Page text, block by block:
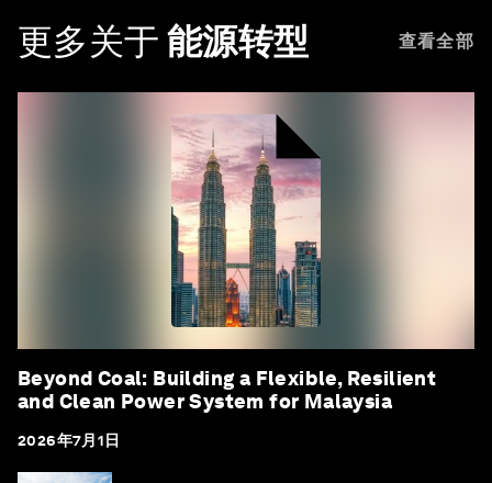
更多关于 能源转型 查看全部
Beyond Coal: Building a Flexible, Resilient
and Clean Power System for Malaysia
2026年7月1日